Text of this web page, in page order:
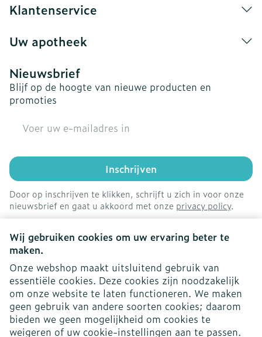
Wij gebruiken cookies om uw ervaring beter te
maken.
Onze webshop maakt uitsluitend gebruik van
essentiële cookies. Deze cookies zijn noodzakelijk
om onze website te laten functioneren. We maken
geen gebruik van andere soorten cookies; daarom
bieden we geen mogelijkheid om cookies te
weigeren of uw cookie-instellingen aan te passen.
Klantenservice
Uw apotheek
Nieuwsbrief
Blijf op de hoogte van nieuwe producten en
promoties
Inschrijven
Door op inschrijven te klikken, schrijft u zich in voor onze
nieuwsbrief en gaat u akkoord met onze privacy policy.